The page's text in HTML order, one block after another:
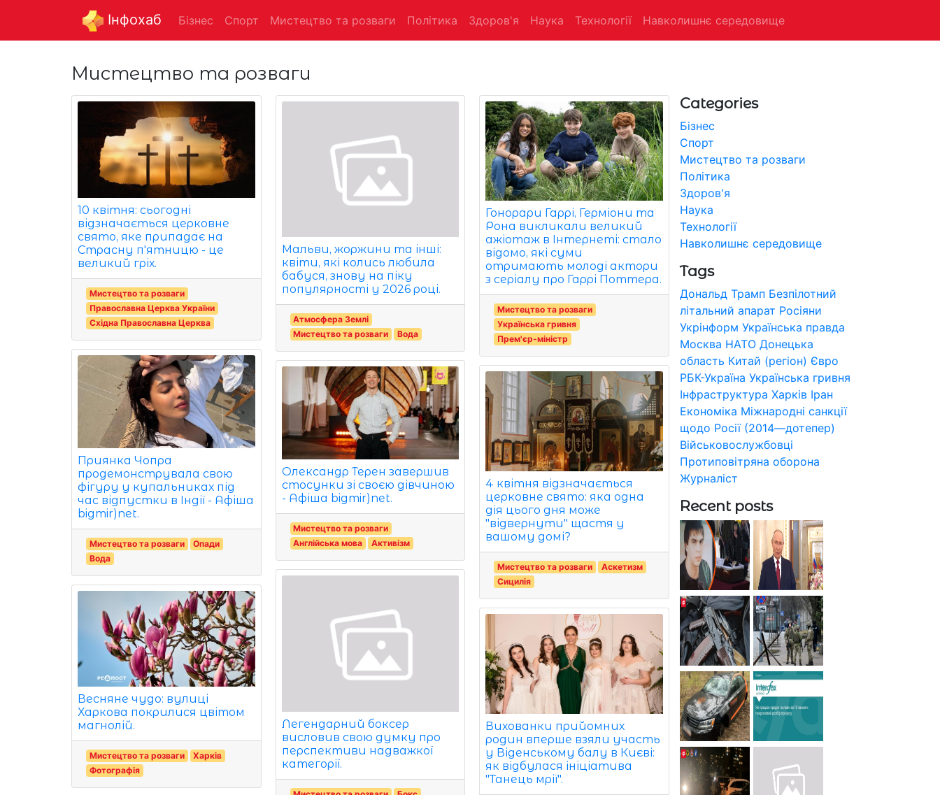
Інфохаб Бізнес Спорт Мистецтво та розваги Політика Здоров'я Наука Технології Навколишнє середовище
Мистецтво та розваги
10 квітня: сьогодні
відзначається церковне
свято, яке припадає на
Страсну п'ятницю - це
великий гріх.
Мистецтво та розваги
Православна Церква України
Східна Православна Церква
Приянка Чопра
продемонструвала свою
фігуру у купальниках під
час відпустки в Індії - Афіша
bigmir)net.
Мистецтво та розваги
Опади
Вода
Весняне чудо: вулиці
Харкова покрилися цвітом
магнолій.
Мистецтво та розваги
Харків
Фотографія
Мальви, жоржини та інші:
квіти, які колись любила
бабуся, знову на піку
популярності у 2026 році.
Атмосфера Землі
Мистецтво та розваги
Вода
Олександр Терен завершив
стосунки зі своєю дівчиною
- Афіша bigmir)net.
Мистецтво та розваги
Англійська мова
Активізм
Легендарний боксер
висловив свою думку про
перспективи надважкої
категорії.
Гонорари Гаррі, Герміони та
Рона викликали великий
ажіотаж в Інтернеті: стало
відомо, які суми
отримають молоді актори
з серіалу про Гаррі Поттера.
Мистецтво та розваги
Українська гривня
Прем'єр-міністр
4 квітня відзначається
церковне свято: яка одна
дія цього дня може
"відвернути" щастя у
вашому домі?
Мистецтво та розваги
Аскетизм
Сицилія
Вихованки прийомних
родин вперше взяли участь
у Віденському балу в Києві:
як відбулася ініціатива
"Танець мрії".
Categories
Бізнес
Спорт
Мистецтво та розваги
Політика
Здоров'я
Наука
Технології
Навколишнє середовище
Tags
Дональд Трамп Безпілотний
літальний апарат Росіяни
Укрінформ Українська правда
Москва НАТО Донецька
область Китай (регіон) Євро
РБК-Україна Українська гривня
Інфраструктура Харків Іран
Економіка Міжнародні санкції
щодо Росії (2014—дотепер)
Військовослужбовці
Протиповітряна оборона
Журналіст
Recent posts